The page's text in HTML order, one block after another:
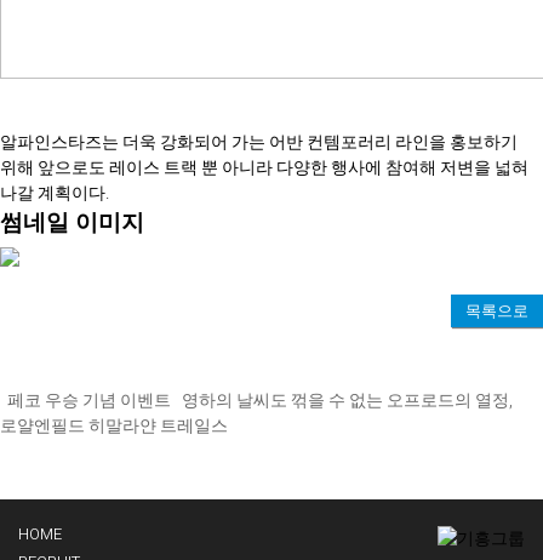
알파인스타즈는 더욱 강화되어 가는 어반 컨템포러리 라인을 홍보하기
위해 앞으로도 레이스 트랙 뿐 아니라 다양한 행사에 참여해 저변을 넓혀
나갈 계획이다.
썸네일 이미지
목록으로
페코 우승 기념 이벤트 영하의 날씨도 꺾을 수 없는 오프로드의 열정,
로얄엔필드 히말라얀 트레일스
HOME